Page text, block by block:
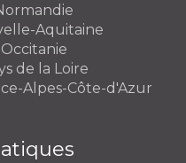
Aquitaine
de la Loire
Alpes-Côte-d'Azur